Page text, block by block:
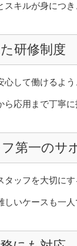
スキルが身につ
研修制度
して働けるよう
ら応用まで丁寧
第一のサ
タッフを大切に
しいケースも一